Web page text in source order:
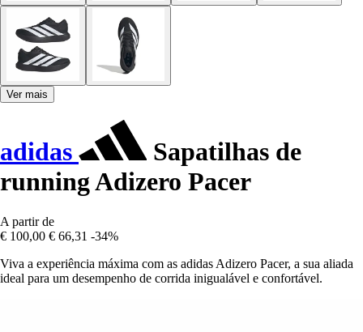
Ver mais
adidas
Sapatilhas de
running Adizero Pacer
A partir de
€ 100,00 € 66,31 -34%
Viva a experiência máxima com as adidas Adizero Pacer, a sua aliada
ideal para um desempenho de corrida inigualável e confortável.